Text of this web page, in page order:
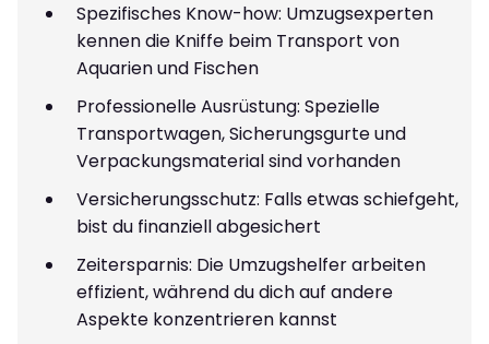
Spezifisches Know-how: Umzugsexperten
kennen die Kniffe beim Transport von
Aquarien und Fischen
Professionelle Ausrüstung: Spezielle
Transportwagen, Sicherungsgurte und
Verpackungsmaterial sind vorhanden
Versicherungsschutz: Falls etwas schiefgeht,
bist du finanziell abgesichert
Zeitersparnis: Die Umzugshelfer arbeiten
effizient, während du dich auf andere
Aspekte konzentrieren kannst